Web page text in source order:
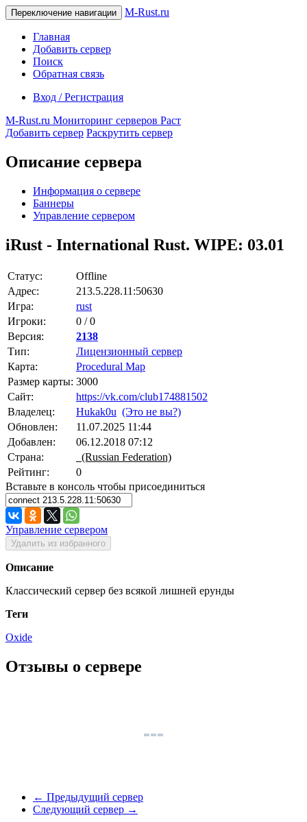
Переключение навигации M-Rust.ru
Главная
Добавить сервер
Поиск
Обратная связь
Вход / Регистрация
M-Rust.ru Мониторинг серверов Раст
Добавить сервер Раскрутить сервер
Описание сервера
Информация о сервере
Баннеры
Управление сервером
iRust - International Rust. WIPE: 03.01
Статус:
Offline
Адрес:
213.5.228.11:50630
Игра:
rust
Игроки:
0 / 0
Версия:
2138
Тип:
Лицензионный сервер
Карта:
Procedural Map
Размер карты: 3000
Сайт:
https://vk.com/club174881502
Владелец:
Hukak0u (Это не вы?)
Обновлен:
11.07.2025 11:44
Добавлен:
06.12.2018 07:12
Страна:
(Russian Federation)
Рейтинг:
0
Вставьте в консоль чтобы присоединиться
Управление сервером
Удалить из избранного
Описание
Классический сервер без всякой лишней ерунды
Теги
Oxide
Отзывы о сервере
← Предыдущий сервер
Следующий сервер →